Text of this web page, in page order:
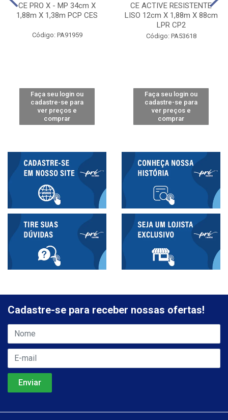
CE PRO X - MP 34cm X
1,88m X 1,38m PCP CES
Código: PA91959
Faça seu login ou
cadastre-se para
ver preços e
comprar
CE ACTIVE RESISTENTE
LISO 12cm X 1,88m X 88cm
LPR CP2
Código: PA53618
Faça seu login ou
cadastre-se para
ver preços e
comprar
Cadastre-se para receber nossas ofertas!